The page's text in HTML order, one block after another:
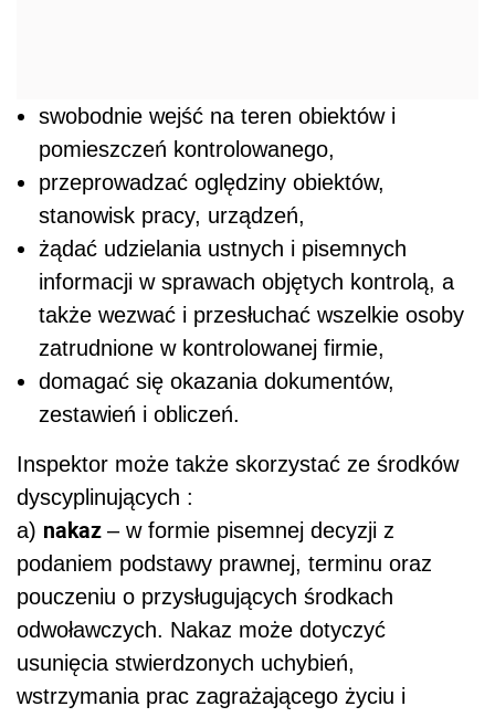
swobodnie wejść na teren obiektów i
pomieszczeń kontrolowanego,
przeprowadzać oględziny obiektów,
stanowisk pracy, urządzeń,
żądać udzielania ustnych i pisemnych
informacji w sprawach objętych kontrolą, a
także wezwać i przesłuchać wszelkie osoby
zatrudnione w kontrolowanej firmie,
domagać się okazania dokumentów,
zestawień i obliczeń.
Inspektor może także skorzystać ze środków
dyscyplinujących :
a) nakaz – w formie pisemnej decyzji z
podaniem podstawy prawnej, terminu oraz
pouczeniu o przysługujących środkach
odwoławczych. Nakaz może dotyczyć
usunięcia stwierdzonych uchybień,
wstrzymania prac zagrażającego życiu i